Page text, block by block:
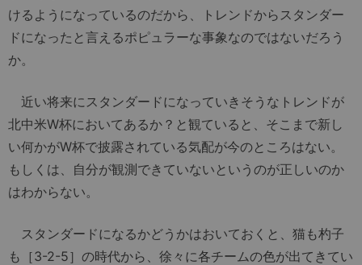
けるようになっているのだから、トレンドからスタンダー
ドになったと言えるポピュラーな事象なのではないだろう
か。
近い将来にスタンダードになっていきそうなトレンドが
北中米W杯においてあるか？と観ていると、そこまで新し
い何かがW杯で披露されている気配が今のところはない。
もしくは、自分が観測できていないというのが正しいのか
はわからない。
スタンダードになるかどうかはおいておくと、猫も杓子
も［3-2-5］の時代から、徐々に各チームの色が出てきてい